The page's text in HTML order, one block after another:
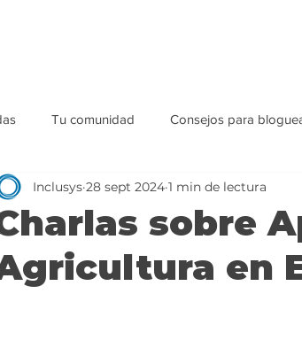
Tu comunidad Consejos para
sobre
en
Inclusys 28 sept 2024 1 min de lectura